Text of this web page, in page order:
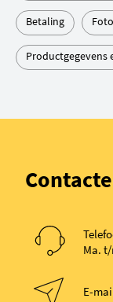
Betaling
Productgegevens
Ma.
E-